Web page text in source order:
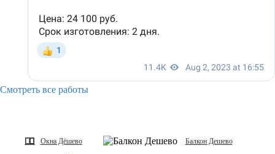
Смотреть все работы
Окна Дёшево Балкон Дешево